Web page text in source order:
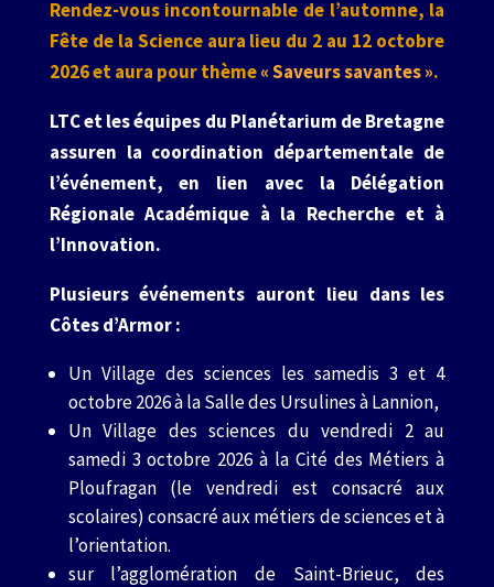
Rendez-vous incontournable de l’automne, la
Fête de la Science aura lieu du 2 au 12 octobre
2026 et aura pour thème« Saveurs savantes ».
LTC et les équipes du Planétarium de Bretagne
assuren la coordination départementale de
l’événement, en lien avec la Délégation
Régionale Académique à la Recherche et à
l’Innovation.
Plusieurs événements auront lieu dans les
Côtes d’Armor :
Un Village des sciences les samedis 3 et 4
octobre 2026 à la Salle des Ursulines à Lannion,
Un Village des sciences du vendredi 2 au
samedi 3 octobre 2026 à la Cité des Métiers à
Ploufragan (le vendredi est consacré aux
scolaires) consacré aux métiers de sciences et à
l’orientation.
sur l’agglomération de Saint-Brieuc, des